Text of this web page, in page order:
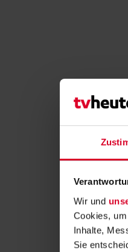
Wir und
Cookies,
Inhalte,
Sie